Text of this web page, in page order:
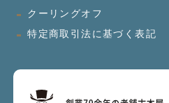
クーリングオフ
特定商取引法に基づく表記